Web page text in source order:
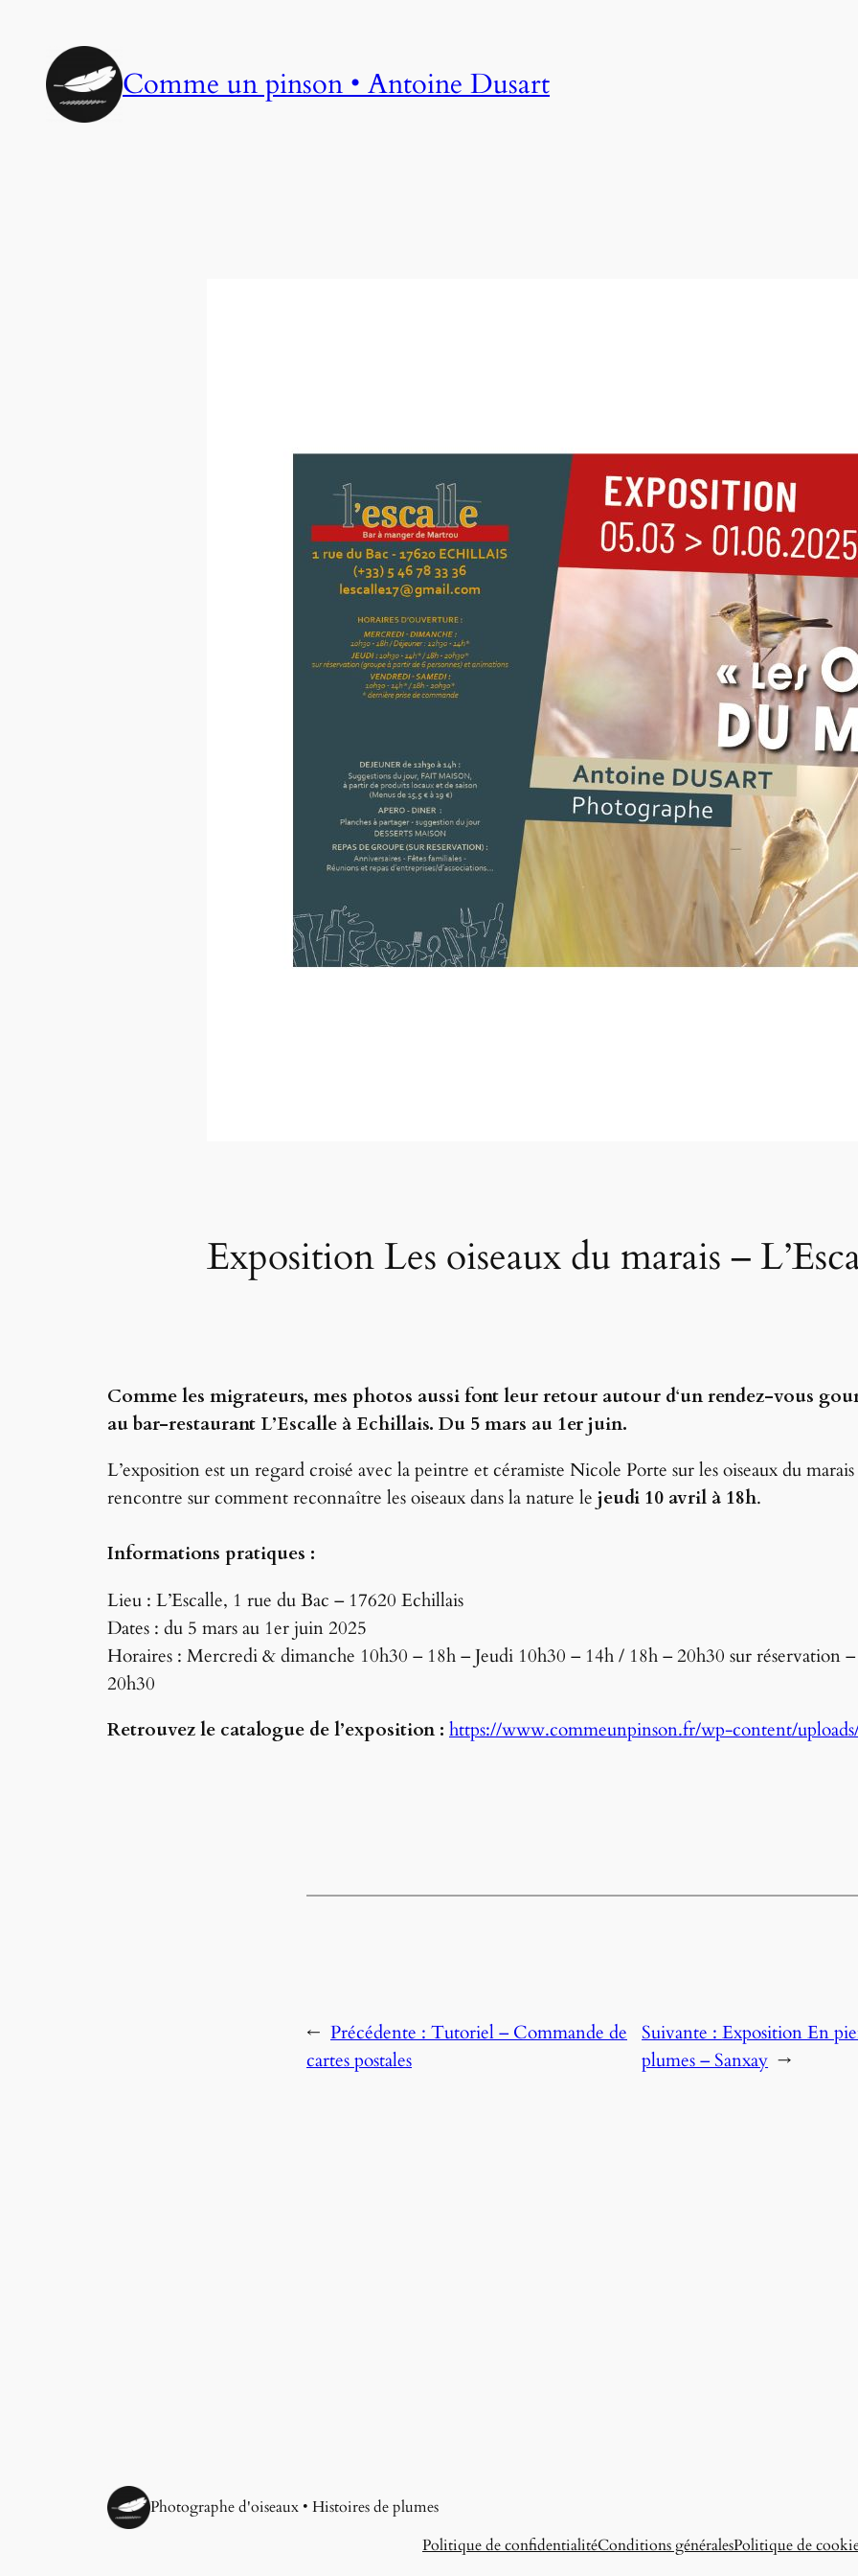
contenu
Comme un pinson • Antoine Dusart
Exposition Les oiseaux du marais –
Comme les migrateurs, mes photos aussi font leur retour autour d‘un rendez-vous
au bar-restaurant L’Escalle à Echillais. Du 5 mars au 1er juin.
L’exposition est un regard croisé avec la peintre et céramiste Nicole Porte sur les oiseaux du
rencontre sur comment reconnaître les oiseaux dans la nature le jeudi 10 avril à 18h.
Informations pratiques :
Lieu : L’Escalle, 1 rue du Bac – 17620 Echillais
Dates : du 5 mars au 1er juin 2025
Horaires : Mercredi & dimanche 10h30 – 18h – Jeudi 10h30 – 14h / 18h – 20h30 sur réservation
20h30
Retrouvez le catalogue de l’exposition : https://www.commeunpinson.fr/wp-content/
← Précédente : Tutoriel – Commande de
cartes postales
Suivante :Exposition En
plumes – Sanxay →
Photographe d'oiseaux • Histoires de plumes
Politique de confidentialitéConditions généralesPolitique de